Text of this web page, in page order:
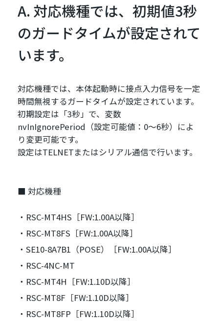
A. 対応機種では、初期値3秒
のガードタイムが設定されて
います。
対応機種では、本体起動時に接点入力信号を一定
時間無視するガードタイムが設定されています。
初期設定は「3秒」で、変数
nvInIgnorePeriod（設定可能値：0～6秒）によ
り変更可能です。
設定はTELNETまたはシリアル通信で行います。
■ 対応機種
RSC-MT4HS［FW:1.00A以降］
RSC-MT8FS［FW:1.00A以降］
SE10-8A7B1（POSE）［FW:1.00A以降］
RSC-4NC-MT
RSC-MT4H［FW:1.10D以降］
RSC-MT8F［FW:1.10D以降］
RSC-MT8FP［FW:1.10D以降］